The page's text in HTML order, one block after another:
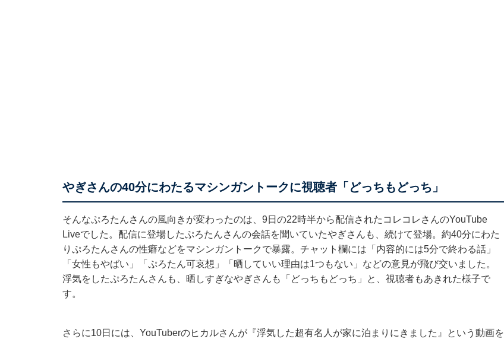
やぎさんの40分にわたるマシンガントークに視聴者「どっちもどっち」
そんなぷろたんさんの風向きが変わったのは、9日の22時半から配信されたコレコレさんのYouTube
Liveでした。配信に登場したぷろたんさんの会話を聞いていたやぎさんも、続けて登場。約40分にわた
りぷろたんさんの性癖などをマシンガントークで暴露。チャット欄には「内容的には5分で終わる話」
「女性もやばい」「ぷろたん可哀想」「晒していい理由は1つもない」などの意見が飛び交いました。
浮気をしたぷろたんさんも、晒しすぎなやぎさんも「どっちもどっち」と、視聴者もあきれた様子で
す。
さらに10日には、YouTuberのヒカルさんが『浮気した超有名人が家に泊まりにきました』という動画を